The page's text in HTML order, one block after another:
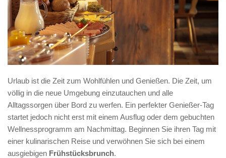
Urlaub ist die Zeit zum Wohlfühlen und Genießen. Die Zeit, um
völlig in die neue Umgebung einzutauchen und alle
Alltagssorgen über Bord zu werfen. Ein perfekter Genießer-Tag
startet jedoch nicht erst mit einem Ausflug oder dem gebuchten
Wellnessprogramm am Nachmittag. Beginnen Sie ihren Tag mit
einer kulinarischen Reise und verwöhnen Sie sich bei einem
ausgiebigen Frühstücksbrunch.